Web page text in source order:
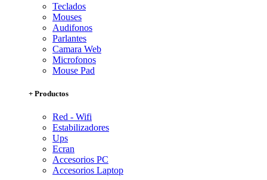
Teclados
Mouses
Audifonos
Parlantes
Camara Web
Microfonos
Mouse Pad
+ Productos
Red - Wifi
Estabilizadores
Ups
Ecran
Accesorios PC
Accesorios Laptop